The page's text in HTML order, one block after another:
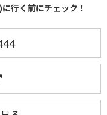
行く前にチェック！